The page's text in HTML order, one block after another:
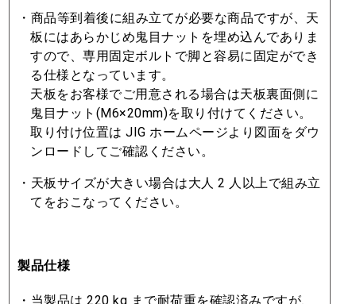
・商品等到着後に組み⽴てが必要な商品ですが、天
板にはあらかじめ⻤⽬ナットを埋め込んでありま
すので、専⽤固定ボルトで脚と容易に固定ができ
る仕様となっています。
天板をお客様でご⽤意される場合は天板裏⾯側に
⻤⽬ナット(M6×20mm)を取り付けてください。
取り付け位置は JIG ホームページより図⾯をダウ
ンロードしてご確認ください。
・天板サイズが⼤きい場合は⼤⼈ 2 ⼈以上で組み⽴
てをおこなってください。
製品仕様
・当製品は 220 kg まで耐荷重を確認済みですが、